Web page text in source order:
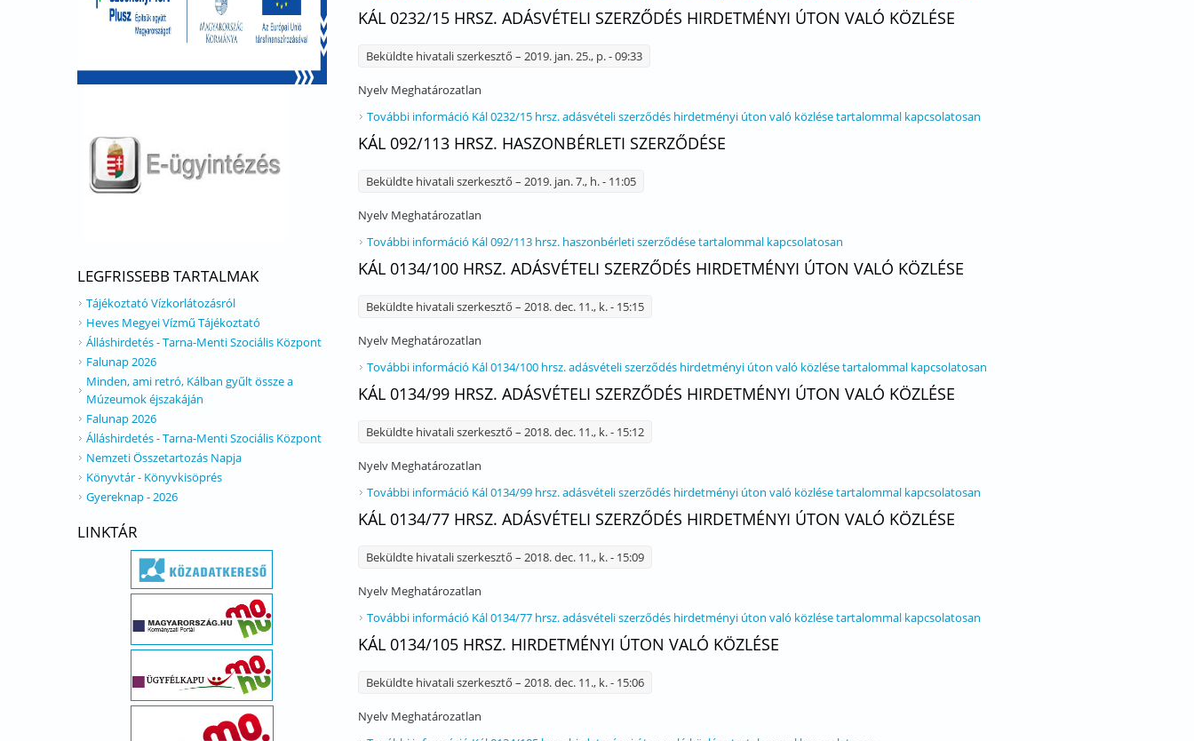
KÁL 0232/15 HRSZ. ADÁSVÉTELI SZERZŐDÉS HIRDETMÉNYI ÚTON VALÓ KÖZLÉSE
Beküldte hivatali szerkesztő – 2019. jan. 25., p. - 09:33
Nyelv Meghatározatlan
További információ Kál 0232/15 hrsz. adásvételi szerződés hirdetményi úton való közlése tartalommal kapcsolatosan
KÁL 092/113 HRSZ. HASZONBÉRLETI SZERZŐDÉSE
Beküldte hivatali szerkesztő – 2019. jan. 7., h. - 11:05
Nyelv Meghatározatlan
További információ Kál 092/113 hrsz. haszonbérleti szerződése tartalommal kapcsolatosan
KÁL 0134/100 HRSZ. ADÁSVÉTELI SZERZŐDÉS HIRDETMÉNYI ÚTON VALÓ KÖZLÉSE
Beküldte hivatali szerkesztő – 2018. dec. 11., k. - 15:15
Nyelv Meghatározatlan
További információ Kál 0134/100 hrsz. adásvételi szerződés hirdetményi úton való közlése tartalommal kapcsolatosan
KÁL 0134/99 HRSZ. ADÁSVÉTELI SZERZŐDÉS HIRDETMÉNYI ÚTON VALÓ KÖZLÉSE
Beküldte hivatali szerkesztő – 2018. dec. 11., k. - 15:12
Nyelv Meghatározatlan
További információ Kál 0134/99 hrsz. adásvételi szerződés hirdetményi úton való közlése tartalommal kapcsolatosan
KÁL 0134/77 HRSZ. ADÁSVÉTELI SZERZŐDÉS HIRDETMÉNYI ÚTON VALÓ KÖZLÉSE
Beküldte hivatali szerkesztő – 2018. dec. 11., k. - 15:09
Nyelv Meghatározatlan
További információ Kál 0134/77 hrsz. adásvételi szerződés hirdetményi úton való közlése tartalommal kapcsolatosan
KÁL 0134/105 HRSZ. HIRDETMÉNYI ÚTON VALÓ KÖZLÉSE
Beküldte hivatali szerkesztő – 2018. dec. 11., k. - 15:06
Nyelv Meghatározatlan
LEGFRISSEBB TARTALMAK
Tájékoztató Vízkorlátozásról
Heves Megyei Vízmű Tájékoztató
Álláshirdetés - Tarna-Menti Szociális Központ
Falunap 2026
Minden, ami retró, Kálban gyűlt össze a
Múzeumok éjszakáján
Falunap 2026
Álláshirdetés - Tarna-Menti Szociális Központ
Nemzeti Összetartozás Napja
Könyvtár - Könyvkisöprés
Gyereknap - 2026
LINKTÁR